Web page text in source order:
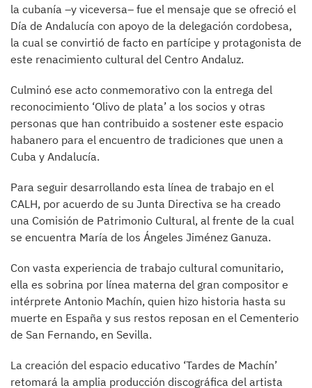
la cubanía –y viceversa– fue el mensaje que se ofreció el
Día de Andalucía con apoyo de la delegación cordobesa,
la cual se convirtió de facto en partícipe y protagonista de
este renacimiento cultural del Centro Andaluz.
Culminó ese acto conmemorativo con la entrega del
reconocimiento ‘Olivo de plata’ a los socios y otras
personas que han contribuido a sostener este espacio
habanero para el encuentro de tradiciones que unen a
Cuba y Andalucía.
Para seguir desarrollando esta línea de trabajo en el
CALH, por acuerdo de su Junta Directiva se ha creado
una Comisión de Patrimonio Cultural, al frente de la cual
se encuentra María de los Ángeles Jiménez Ganuza.
Con vasta experiencia de trabajo cultural comunitario,
ella es sobrina por línea materna del gran compositor e
intérprete Antonio Machín, quien hizo historia hasta su
muerte en España y sus restos reposan en el Cementerio
de San Fernando, en Sevilla.
La creación del espacio educativo ‘Tardes de Machín’
retomará la amplia producción discográfica del artista